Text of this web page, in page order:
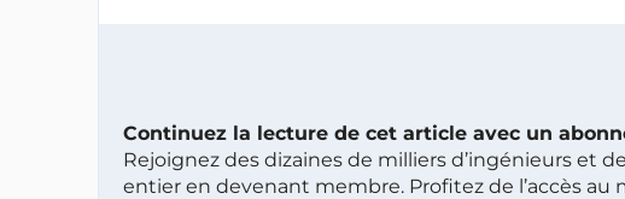
Continuez la lecture de cet article avec un
Rejoignez des dizaines de milliers d’ingénieurs et
entier en devenant membre. Profitez de l’accès au